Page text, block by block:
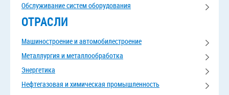
Обслуживание систем оборудования
ОТРАСЛИ
Машиностроение и автомобилестроение
Металлургия и металлообработка
Энергетика
Нефтегазовая и химическая промышленность